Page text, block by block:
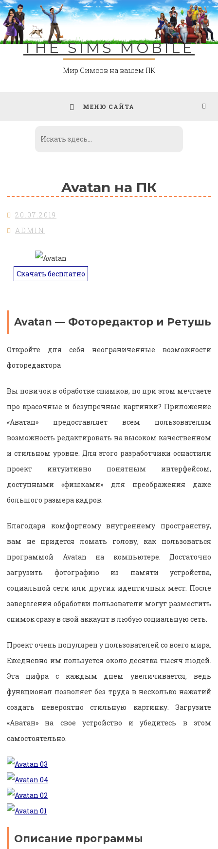
Skip
to
content
THE SIMS MOBILE
Мир Симсов на вашем ПК
МЕНЮ САЙТА
Avatan на ПК
20.07.2019
ADMIN
Скачать бесплатно
Avatan — Фоторедактор и Ретушь
Откройте для себя неограниченные возможности
фоторедактора
Вы новичок в обработке снимков, но при этом мечтаете
про красочные и безупречные картинки? Приложение
«Аватан» предоставляет всем пользователям
возможность редактировать на высоком качественном
и стильном уровне. Для этого разработчики оснастили
проект интуитивно понятным интерфейсом,
доступными «фишками» для преображения даже
большого размера кадров.
Благодаря комфортному внутреннему пространству,
вам не придется ломать голову, как пользоваться
программой Avatan на компьютере. Достаточно
загрузить фотографию из памяти устройства,
социальной сети или других идентичных мест. После
завершения обработки пользователи могут разместить
снимок сразу в свой аккаунт в любую социальную сеть.
Проект очень популярен у пользователей со всего мира.
Ежедневно им пользуется около десятка тысяч людей.
Эта цифра с каждым днем увеличивается, ведь
функционал позволяет без труда в несколько нажатий
создать невероятно стильную картинку. Загрузите
«Аватан» на свое устройство и убедитесь в этом
самостоятельно.
Описание программы